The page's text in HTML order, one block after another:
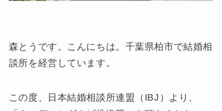
森とうです。こんにちは。千葉県柏市で結婚相
談所を経営しています。
この度、日本結婚相談所連盟（IBJ）より、